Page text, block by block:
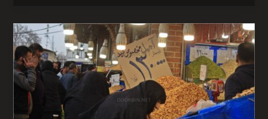
بازار
آجیل
شب
عید‎